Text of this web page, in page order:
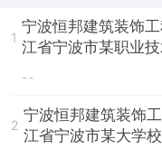
1
宁波恒邦建筑装饰
江省宁波市某职业
--
2
宁波恒邦建筑装饰
江省宁波市某大学